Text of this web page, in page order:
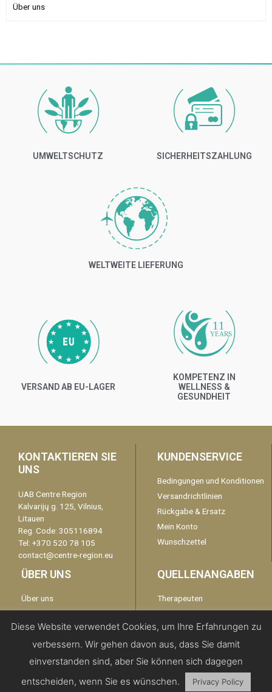
Über uns
UMWELTSCHUTZ SICHERHEITSZAHLUNG
WELTWEITE LIEFERUNG
VERSAND AB EU-LAGER
11
YEARS
KOMPETENZ IN
WELLNESS &
GESUNDHEIT
KONTAKTIEREN SIE
UNS
UAB Centre Region
Kalvarijų g. 125, Vilnius,
Litauen
Reg. Code: 305116894
Tel: +370 520 78 105
contact@centre-region.eu
KUNDENSERVICE
Bedingungen und Konditionen
Versandrichtlinien
Rückgabe & Ersatz
Mein Konto
Wunschzettel
ÜBER UNS
Über uns
Garantie
Disclaimer
Datenschutzerklärung
QUELLENANGABEN
Therapeuten
kontaktieren Sie uns
Copyright 2019 | All Rights Reserved -Centre Region EU
Diese Website verwendet Cookies, um Ihre Erfahrungen zu
verbessern. Wir gehen davon aus, dass Sie damit
einverstanden sind, aber Sie können sich dagegen
entscheiden, wenn Sie es wünschen.
Privacy Policy